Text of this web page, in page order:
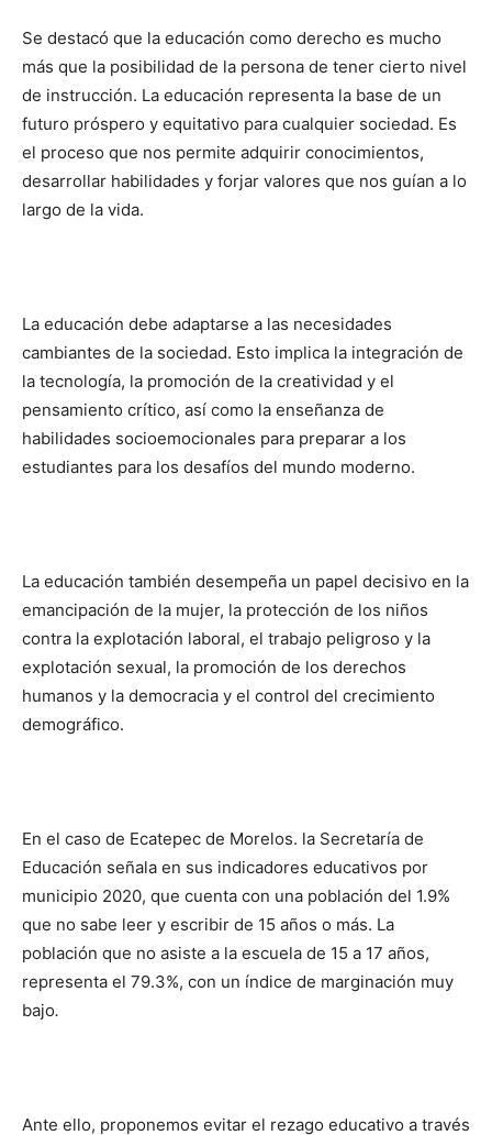
Se destacó que la educación como derecho es mucho
más que la posibilidad de la persona de tener cierto nivel
de instrucción. La educación representa la base de un
futuro próspero y equitativo para cualquier sociedad. Es
el proceso que nos permite adquirir conocimientos,
desarrollar habilidades y forjar valores que nos guían a lo
largo de la vida.
La educación debe adaptarse a las necesidades
cambiantes de la sociedad. Esto implica la integración de
la tecnología, la promoción de la creatividad y el
pensamiento crítico, así como la enseñanza de
habilidades socioemocionales para preparar a los
estudiantes para los desafíos del mundo moderno.
La educación también desempeña un papel decisivo en la
emancipación de la mujer, la protección de los niños
contra la explotación laboral, el trabajo peligroso y la
explotación sexual, la promoción de los derechos
humanos y la democracia y el control del crecimiento
demográfico.
En el caso de Ecatepec de Morelos. la Secretaría de
Educación señala en sus indicadores educativos por
municipio 2020, que cuenta con una población del 1.9%
que no sabe leer y escribir de 15 años o más. La
población que no asiste a la escuela de 15 a 17 años,
representa el 79.3%, con un índice de marginación muy
bajo.
Ante ello, proponemos evitar el rezago educativo a través